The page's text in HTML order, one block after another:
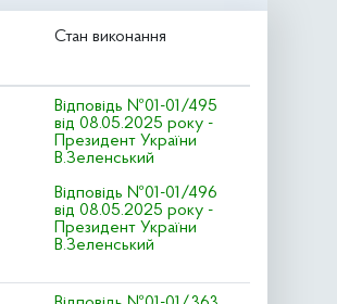
Стан виконання
Відповідь №01-01/495
від 08.05.2025 року -
Президент України
В.Зеленський
Відповідь №01-01/496
від 08.05.2025 року -
Президент України
В.Зеленський